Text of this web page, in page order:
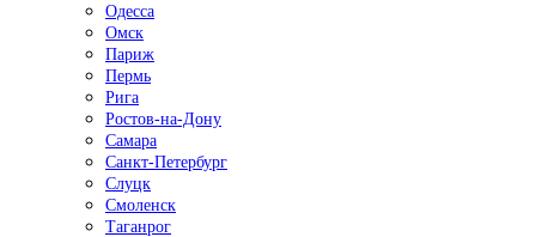
Одесса
Омск
Париж
Пермь
Рига
Ростов-на-Дону
Самара
Санкт-Петербург
Слуцк
Смоленск
Таганрог